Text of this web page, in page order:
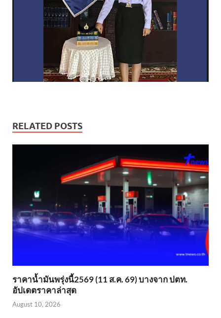
RELATED POSTS
ราคาน้ำมันพรุ่งนี้2569 (11 ส.ค. 69) บางจาก ปตท.
อัปเดตราคาล่าสุด
August 10, 2026